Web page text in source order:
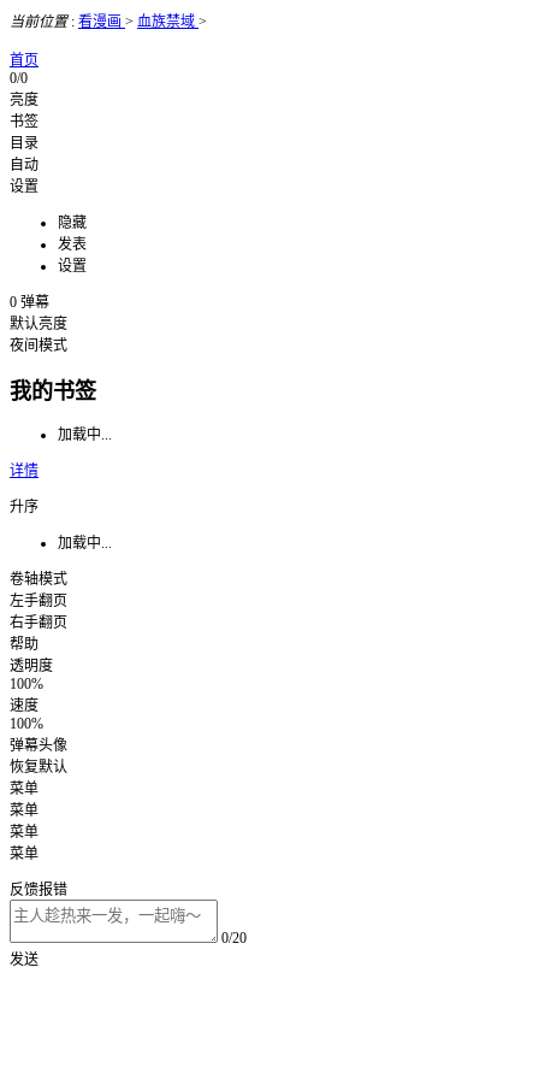
当前位置: 看漫画 > 血族禁域 >
首页
0/0
亮度
书签
目录
自动
设置
隐藏
发表
设置
0 弹幕
默认亮度
夜间模式
我的书签
加载中...
详情
升序
加载中...
卷轴模式
左手翻页
右手翻页
帮助
透明度
100%
速度
100%
弹幕头像
恢复默认
菜单
菜单
菜单
菜单
反馈报错
0/20
发送